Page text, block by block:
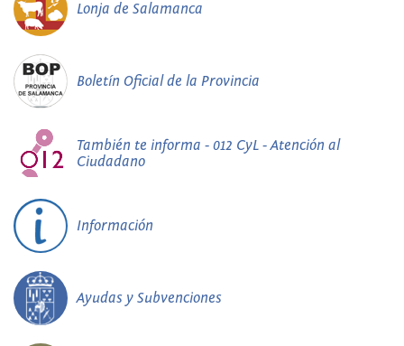
Lonja de Salamanca
Boletín Oficial de la Provincia
También te informa - 012 CyL - Atención al
Ciudadano
Información
Ayudas y Subvenciones